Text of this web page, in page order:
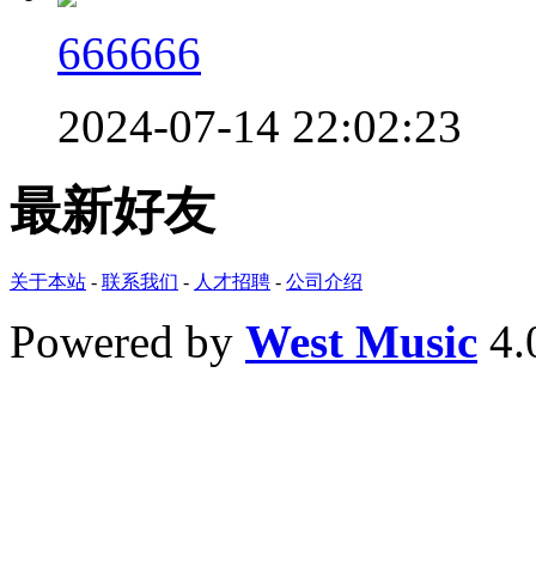
666666
2024-07-14 22:02:23
最新好友
关于本站 - 联系我们 - 人才招聘 - 公司介绍
Powered by West Music